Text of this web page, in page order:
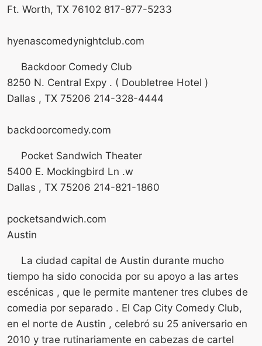
Ft. Worth, TX 76102 817-877-5233
hyenascomedynightclub.com
Backdoor Comedy Club
8250 N. Central Expy . ( Doubletree Hotel )
Dallas , TX 75206 214-328-4444
backdoorcomedy.com
Pocket Sandwich Theater
5400 E. Mockingbird Ln .w
Dallas , TX 75206 214-821-1860
pocketsandwich.com
Austin
La ciudad capital de Austin durante mucho
tiempo ha sido conocida por su apoyo a las artes
escénicas , que le permite mantener tres clubes de
comedia por separado . El Cap City Comedy Club,
en el norte de Austin , celebró su 25 aniversario en
2010 y trae rutinariamente en cabezas de cartel